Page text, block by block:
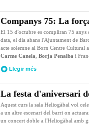
Companys 75: La
El 15 d'octubre es compliran 75 anys
data, el dia abans l'Ajuntament de
acte solemne al Born Centre Cultural
Carme Canela Borja Penalba i
Llegir més
La festa d'aniversari
Aquest curs la sala Heliogàbal vol
a un altre escenari del barri on
un concert doble a l'Heliogàbal amb